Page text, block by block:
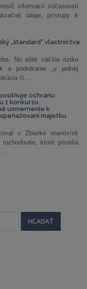
informácií súčasnosti
údaje, prístupy k
„štandard“ vlastníctva
No ešte väčšie riziko
a podnikanie „v jednej
či...
ochranu
z konkurzu.
usmernenie k
majetku
v Zbierke stanovísk
ktoré prináša